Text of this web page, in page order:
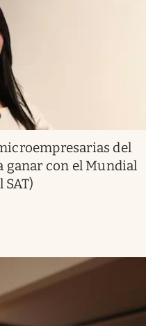
del
ganar con el Mundial